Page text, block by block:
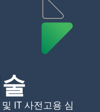
IT 사전고용 심